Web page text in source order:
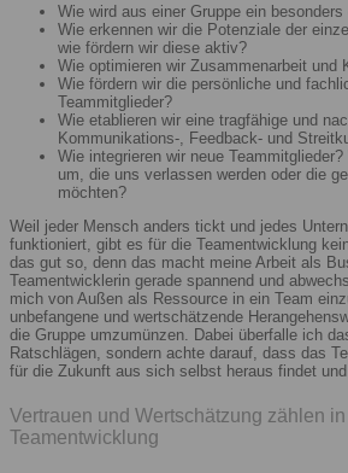
Wie wird aus einer Gruppe ein
Wie erkennen wir die Potenziale der
wie fördern wir diese aktiv?
Wie optimieren wir Zusammenarbeit und
Wie fördern wir die persönliche und
Teammitglieder?
Wie etablieren wir eine tragfähige und
Kommunikations-, Feedback- und
Wie integrieren wir neue
um, die uns verlassen werden oder die
möchten?
Weil jeder Mensch anders tickt und jedes
funktioniert, gibt es für die Teamentwicklung
das gut so, denn das macht meine Arbeit als
Teamentwicklerin gerade spannend und
mich von Außen als Ressource in ein Team
unbefangene und wertschätzende
die Gruppe umzumünzen. Dabei überfalle ich
Ratschlägen, sondern achte darauf, dass das
für die Zukunft aus sich selbst heraus findet und
Vertrauen und Wertschätzung zählen
Teamentwicklung